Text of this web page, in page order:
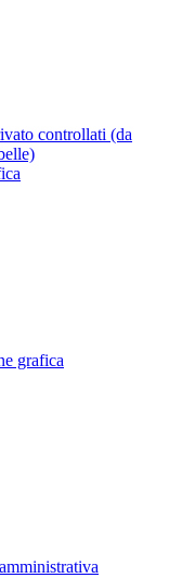
controllati (da
grafica